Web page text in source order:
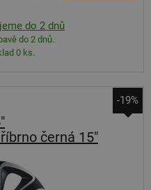
do 2 dnů
do 2 dnů.
0 ks.
-19%
černá 15"